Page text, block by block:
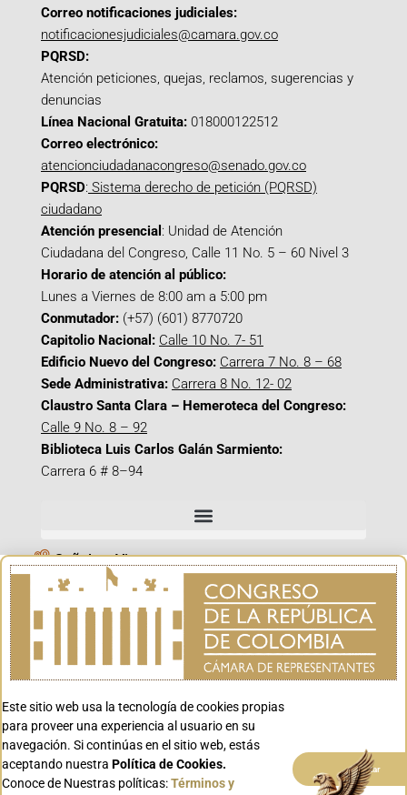
Correo notificaciones judiciales:
notificacionesjudiciales@camara.gov.co
PQRSD:
Atención peticiones, quejas, reclamos, sugerencias y
denuncias
Línea Nacional Gratuita: 018000122512
Correo electrónico:
atencionciudadanacongreso@senado.gov.co
PQRSD: Sistema derecho de petición (PQRSD)
ciudadano
Atención presencial : Unidad de Atención
Ciudadana del Congreso, Calle 11 No. 5 – 60 Nivel 3
Horario de atención al público:
Lunes a Viernes de 8:00 am a 5:00 pm
Conmutador: (+57) (601) 8770720
Capitolio Nacional: Calle 10 No. 7- 51
Edificio Nuevo del Congreso: Carrera 7 No. 8 – 68
Sede Administrativa: Carrera 8 No. 12- 02
Claustro Santa Clara – Hemeroteca del Congreso:
Calle 9 No. 8 – 92
Biblioteca Luis Carlos Galán Sarmiento:
Carrera 6 # 8–94
Señal en Vivo
Facebook_@CamaraColombia
Instagram_@CamaraColombia
X_@CamaraColombia
Youtube_@CamaraColombia
Tiktok_@CamaraColombia
Youtube_@CanalCongreso
Este sitio web usa la tecnología de cookies propias
para proveer una experiencia al usuario en su
navegación. Si continúas en el sitio web, estás
aceptando nuestra Política de Cookies.
Conoce de Nuestras políticas:Términos y
Aceptar